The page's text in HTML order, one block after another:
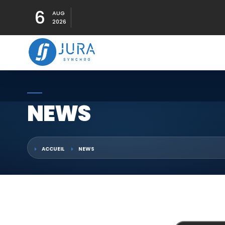
6
AUG
2026
NEWS
ACCUEIL NEWS